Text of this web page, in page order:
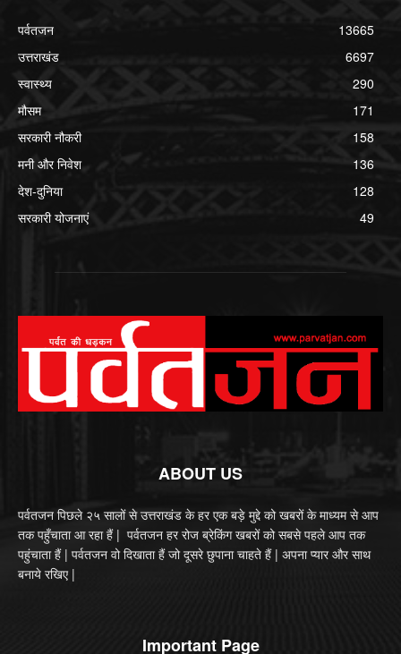
पर्वतजन
13665
उत्तराखंड
6697
स्वास्थ्य
290
मौसम
171
सरकारी नौकरी
158
मनी और निवेश
136
देश-दुनिया
128
सरकारी योजनाएं
49
ABOUT US
पर्वतजन पिछले २५ सालों से उत्तराखंड के हर एक बड़े मुद्दे को खबरों के माध्यम से आप
तक पहुँचाता आ रहा हैं | पर्वतजन हर रोज ब्रेकिंग खबरों को सबसे पहले आप तक
पहुंचाता हैं | पर्वतजन वो दिखाता हैं जो दूसरे छुपाना चाहते हैं | अपना प्यार और साथ
बनाये रखिए |
Important Page